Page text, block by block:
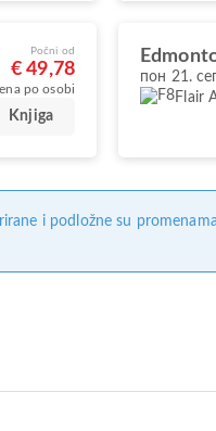
Počni od
€ 49,78
po osobi
Knjiga
пон 21.
Flair
i podložne su